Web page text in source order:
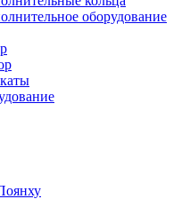
оборудование